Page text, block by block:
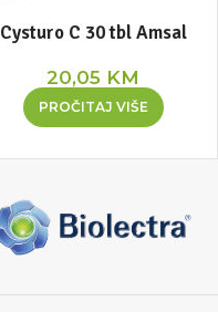
Cysturo C 30 tbl Amsal
20,05 KM
PROČITAJ VIŠE